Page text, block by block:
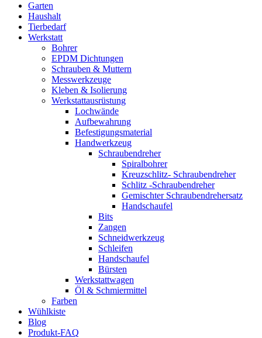
Garten
Haushalt
Tierbedarf
Werkstatt
Bohrer
EPDM Dichtungen
Schrauben & Muttern
Messwerkzeuge
Kleben & Isolierung
Werkstattausrüstung
Lochwände
Aufbewahrung
Befestigungsmaterial
Handwerkzeug
Schraubendreher
Spiralbohrer
Kreuzschlitz- Schraubendreher
Schlitz -Schraubendreher
Gemischter Schraubendrehersatz
Handschaufel
Bits
Zangen
Schneidwerkzeug
Schleifen
Handschaufel
Bürsten
Werkstattwagen
Öl & Schmiermittel
Farben
Wühlkiste
Blog
Produkt-FAQ